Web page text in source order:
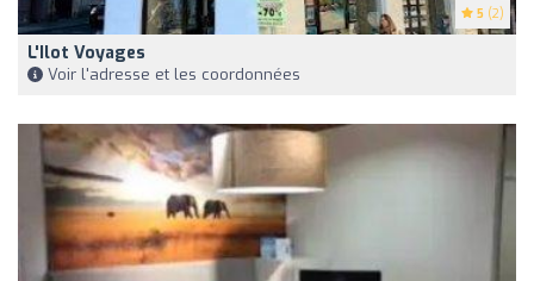
5 (2)
L'Ilot Voyages
Voir l'adresse et les coordonnées